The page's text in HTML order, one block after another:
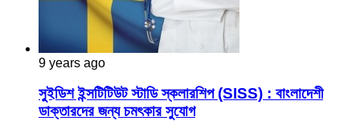
9 years ago
সুইডিশ ইন্সটিটিউট স্টাডি স্কলারশিপ (SISS) : বাংলাদেশী
ডাক্তারদের জন্য চমৎকার সুযোগ